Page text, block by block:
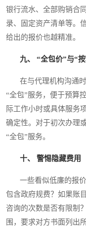
银行流水、全部购销合
录、固定资产清单等。
给出的报价也越精准。
九、 “全包价”与“
在与代理机构沟通时
“全包”服务，便于预算
际工作小时或具体服务
确定性。对于初次办理
“全包”服务。
十、 警惕隐藏费用
一些看似低廉的报价
包含政府规费？如果账
咨询的次数是否有限制
围，要求对方书面列出